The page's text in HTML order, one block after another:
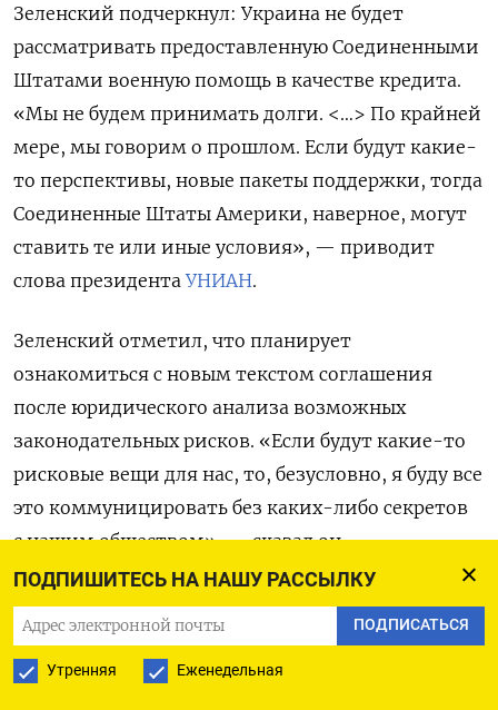
ПОДПИШИТЕСЬ НА НАШУ РАССЫЛКУ
ПОДПИСАТЬСЯ
Утренняя Еженедельная
Зеленский подчеркнул: Украина не будет
рассматривать предоставленную Соединенными
Штатами военную помощь в качестве кредита.
«Мы не будем принимать долги. <…> По крайней
мере, мы говорим о прошлом. Если будут какие-
то перспективы, новые пакеты поддержки, тогда
Соединенные Штаты Америки, наверное, могут
ставить те или иные условия», — приводит
слова президента УНИАН.
Зеленский отметил, что планирует
ознакомиться с новым текстом соглашения
после юридического анализа возможных
законодательных рисков. «Если будут какие-то
рисковые вещи для нас, то, безусловно, я буду все
это коммуницировать без каких-либо секретов
с нашим обществом», — сказал он.
детализированное предложение
по сотрудничеству в сфере добычи полезных